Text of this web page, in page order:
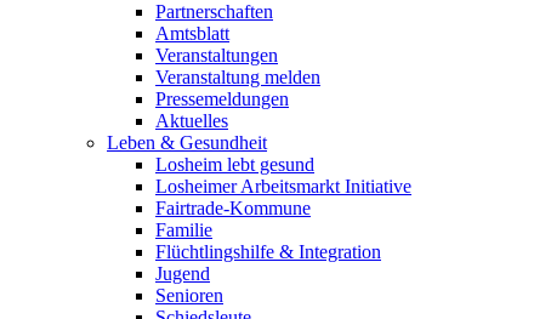
Partnerschaften
Amtsblatt
Veranstaltungen
Veranstaltung melden
Pressemeldungen
Aktuelles
Leben & Gesundheit
Losheim lebt gesund
Losheimer Arbeitsmarkt Initiative
Fairtrade-Kommune
Familie
Flüchtlingshilfe & Integration
Jugend
Senioren